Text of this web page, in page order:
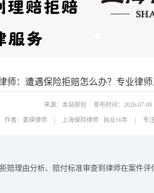
师：遭遇保险拒赔怎么办？专业律
来源：本站原创 发布时间：2026-07-09
作者： 姜瑛律师 上海保险律师 · 执业16年 专
赔理由分析、赔付标准审查到律师在案件